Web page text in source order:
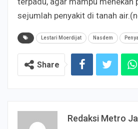
sejumlah penyakit di tanah
Lestari Moerdijat Nasdem
Share
Redaksi Metro